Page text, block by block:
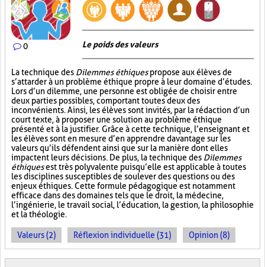
0 Le poids des valeurs
La technique des Dilemmes éthiquespropose aux élèves de
s’attarder à un problème éthique propre à leur domaine d’études.
Lors d’un dilemme, une personne est obligée de choisir entre
deux parties possibles, comportant toutes deux des
inconvénients. Ainsi, les élèves sont invités, par la rédaction d’un
court texte, à proposer une solution au problème éthique
présenté et à la justifier. Grâce à cette technique, l’enseignant et
les élèves sont en mesure d’en apprendre davantage sur les
valeurs qu’ils défendent ainsi que sur la manière dont elles
impactent leurs décisions. De plus, la technique des Dilemmes
éthiquesest très polyvalente puisqu’elle est applicable à toutes
les disciplines susceptibles de soulever des questions ou des
enjeux éthiques. Cette formule pédagogique est notamment
efficace dans des domaines tels que le droit, la médecine,
l’ingénierie, le travail social, l’éducation, la gestion, la philosophie
et la théologie.
Valeurs (2) Réflexion individuelle (31) Opinion (8)